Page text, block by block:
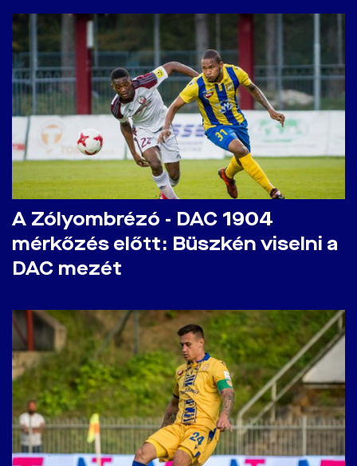
A Zólyombrézó - DAC 1904
mérkőzés előtt: Büszkén viselni a
DAC mezét